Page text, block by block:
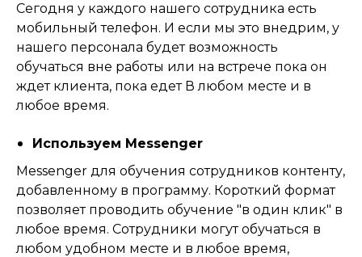
Сегодня у каждого нашего сотрудника есть
мобильный телефон. И если мы это внедрим, у
нашего персонала будет возможность
обучаться вне работы или на встрече пока он
ждет клиента, пока едет В любом месте и в
любое время.
Используем Messenger
Messenger для обучения сотрудников контенту,
добавленному в программу. Короткий формат
позволяет проводить обучение "в один клик" в
любое время. Сотрудники могут обучаться в
любом удобном месте и в любое время,